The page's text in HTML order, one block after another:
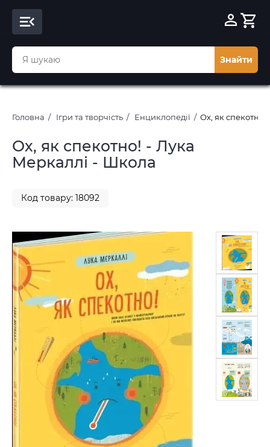
Знайти
Головна Ігри та творчість Енциклопедії Ох, як
Ох, як спекотно! - Лука
Меркаллі - Школа
Код товару: 18092